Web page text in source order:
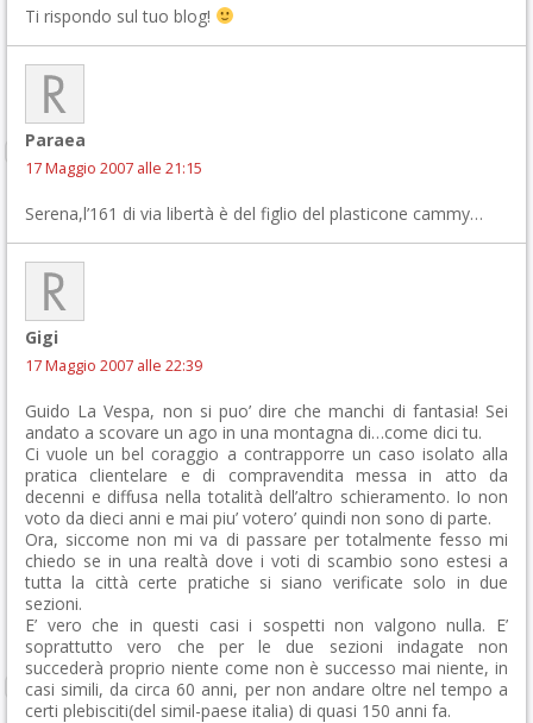
Ti rispondo sul tuo blog!
Paraea
17 Maggio 2007 alle 21:15
Serena,l’161 di via libertà è del figlio del plasticone cammy…
Gigi
17 Maggio 2007 alle 22:39
Guido La Vespa, non si puo’ dire che manchi di fantasia! Sei
andato a scovare un ago in una montagna di…come dici tu.
Ci vuole un bel coraggio a contrapporre un caso isolato alla
pratica clientelare e di compravendita messa in atto da
decenni e diffusa nella totalità dell’altro schieramento. Io non
voto da dieci anni e mai piu’ votero’ quindi non sono di parte.
Ora, siccome non mi va di passare per totalmente fesso mi
chiedo se in una realtà dove i voti di scambio sono estesi a
tutta la città certe pratiche si siano verificate solo in due
sezioni.
E’ vero che in questi casi i sospetti non valgono nulla. E’
soprattutto vero che per le due sezioni indagate non
succederà proprio niente come non è successo mai niente, in
casi simili, da circa 60 anni, per non andare oltre nel tempo a
certi plebisciti(del simil-paese italia) di quasi 150 anni fa.